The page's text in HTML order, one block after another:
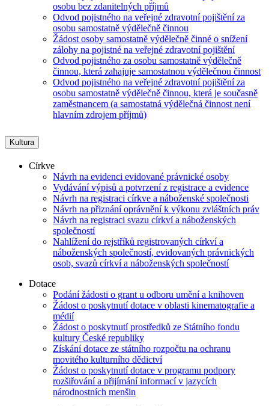
osobu bez zdanitelných příjmů
Odvod pojistného na veřejné zdravotní pojištění za
osobu samostatně výdělečně činnou
Žádost osoby samostatně výdělečně činné o snížení
zálohy na pojistné na veřejné zdravotní pojištění
Odvod pojistného za osobu samostatně výdělečně
činnou, která zahajuje samostatnou výdělečnou činnost
Odvod pojistného na veřejné zdravotní pojištění za
osobu samostatně výdělečně činnou, která je současně
zaměstnancem (a samostatná výdělečná činnost není
hlavním zdrojem příjmů)
Kultura
Církve
Návrh na evidenci evidované právnické osoby
Vydávání výpisů a potvrzení z registrace a evidence
Návrh na registraci církve a náboženské společnosti
Návrh na přiznání oprávnění k výkonu zvláštních práv
Návrh na registraci svazu církví a náboženských
společností
Nahlížení do rejstříků registrovaných církví a
náboženských společností, evidovaných právnických
osob, svazů církví a náboženských společností
Dotace
Podání žádosti o grant u odboru umění a knihoven
Žádost o poskytnutí dotace v oblasti kinematografie a
médií
Žádost o poskytnutí prostředků ze Státního fondu
kultury České republiky
Získání dotace ze státního rozpočtu na ochranu
movitého kulturního dědictví
Žádost o poskytnutí dotace v programu podpory
rozšiřování a přijímání informací v jazycích
národnostních menšin